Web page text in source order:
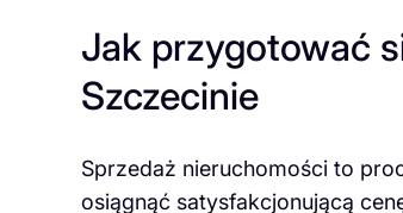
Jak przygotować
Szczecinie
Sprzedaż nieruchomości to
osiągnąć satysfakcjonującą